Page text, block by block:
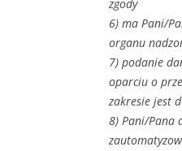
zgody
6) ma Pani/
organu
7) podanie
oparciu o
zakresie jest
8) Pani/Pana